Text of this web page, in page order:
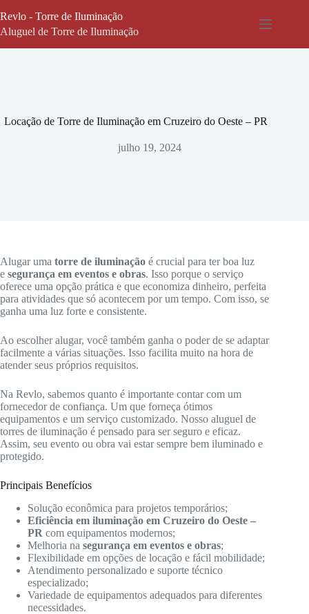
para
o
Revlo - Torre de Iluminação
Aluguel de Torre de Iluminação
Locação de Torre de Iluminação em Cruzeiro do Oeste – PR
julho 19, 2024
Alugar uma torre de iluminação é crucial para ter boa luz
e segurança em eventos e obras. Isso porque o serviço
oferece uma opção prática e que economiza dinheiro, perfeita
para atividades que só acontecem por um tempo. Com isso, se
ganha uma luz forte e consistente.
Ao escolher alugar, você também ganha o poder de se adaptar
facilmente a várias situações. Isso facilita muito na hora de
atender seus próprios requisitos.
Na Revlo, sabemos quanto é importante contar com um
fornecedor de confiança. Um que forneça ótimos
equipamentos e um serviço customizado. Nosso aluguel de
torres de iluminação é pensado para ser seguro e eficaz.
Assim, seu evento ou obra vai estar sempre bem iluminado e
protegido.
Principais Benefícios
Solução econômica para projetos temporários;
Eficiência em iluminação em Cruzeiro do Oeste –
PR com equipamentos modernos;
Melhoria na segurança em eventos e obras;
Flexibilidade em opções de locação e fácil mobilidade;
Atendimento personalizado e suporte técnico
especializado;
Variedade de equipamentos adequados para diferentes
necessidades.